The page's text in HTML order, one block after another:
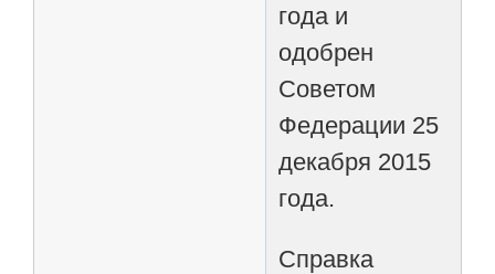
года и
одобрен
Советом
Федерации 25
декабря 2015
года.
Справка